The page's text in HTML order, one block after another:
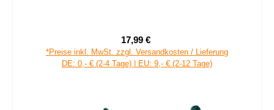
Verkaufspreis:
17,99 €
*Preise inkl. MwSt. zzgl. Versandkosten / Lieferung
DE: 0,- € (2-4 Tage) | EU: 9,- € (2-12 Tage)